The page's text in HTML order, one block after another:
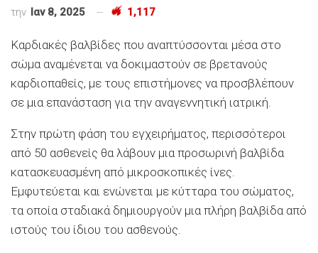
την Ιαν 8, 2025 1,117
Καρδιακές βαλβίδες που αναπτύσσονται μέσα στο
σώμα αναμένεται να δοκιμαστούν σε βρετανούς
καρδιοπαθείς, με τους επιστήμονες να προσβλέπουν
σε μια επανάσταση για την αναγεννητική ιατρική.
Στην πρώτη φάση του εγχειρήματος, περισσότεροι
από 50 ασθενείς θα λάβουν μια προσωρινή βαλβίδα
κατασκευασμένη από μικροσκοπικές ίνες.
Εμφυτεύεται και ενώνεται με κύτταρα του σώματος,
τα οποία σταδιακά δημιουργούν μια πλήρη βαλβίδα από
ιστούς του ίδιου του ασθενούς.